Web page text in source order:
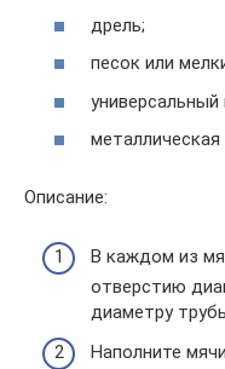
дрель;
песок или
универсальный
Описание:
В каждом из
отверстию
диаметру
Наполните